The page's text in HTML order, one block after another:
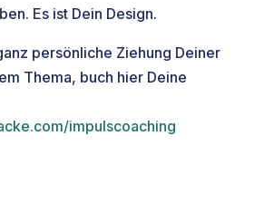
Es ist Dein Design.
persönliche Ziehung Deiner
Thema, buch hier Deine
impulscoaching